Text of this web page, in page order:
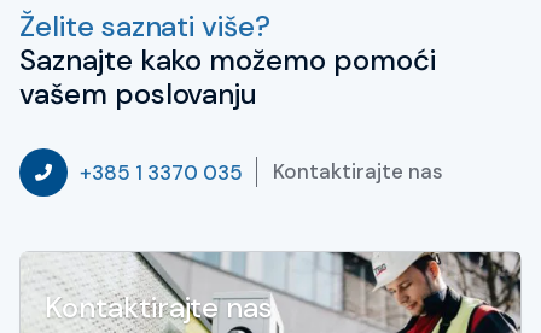
Želite saznati više?
Saznajte kako možemo pomoći
vašem poslovanju
+385 1 3370 035 Kontaktirajte nas
Kontaktirajte nas